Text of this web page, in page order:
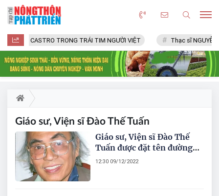
FIDEL CASTRO TRONG TRÁI TIM NGƯỜI VIỆT Thạc sĩ NGUYỄN
Giáo sư, Viện sĩ Đào Thế Tuấn
Giáo sư, Viện sĩ Đào Thế
Tuấn được đặt tên đường
phố mới tại Hà Nội
12:30 09/12/2022